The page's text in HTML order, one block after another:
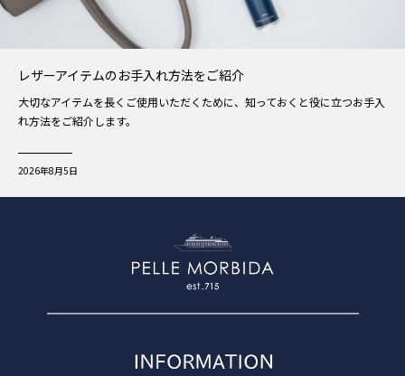
レザーアイテムのお手入れ方法をご紹介
大切なアイテムを長くご使用いただくために、知っておくと役に立つお手入
れ方法をご紹介します。
2026年8月5日